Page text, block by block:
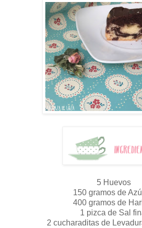
5 Huevos
150 gramos de
400 gramos de
1 pizca de Sal
2 cucharaditas de